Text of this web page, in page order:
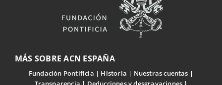
MÁS SOBRE ACN ESPAÑA
Fundación Pontificia Historia
Nuestras cuentas